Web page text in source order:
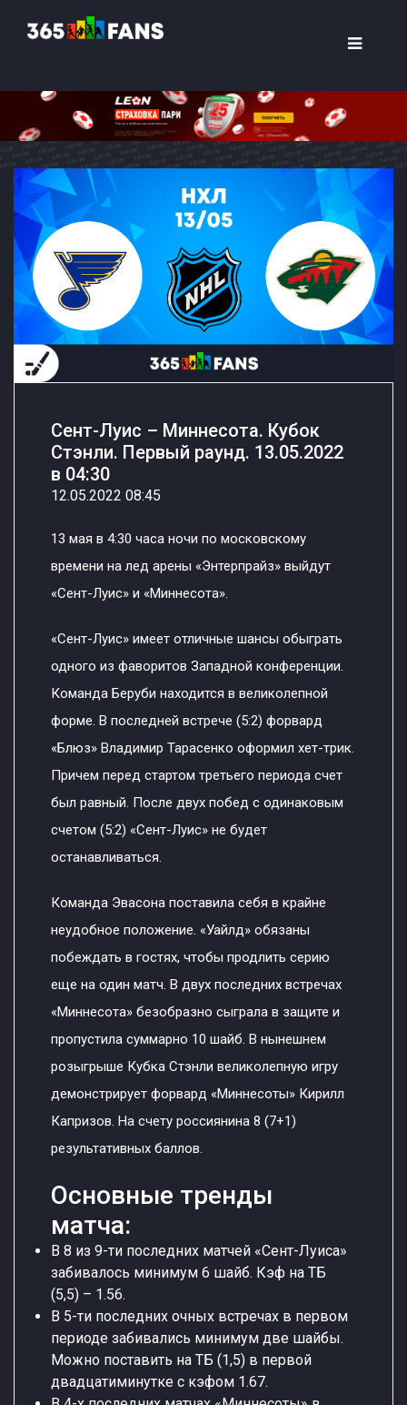
Сент-Луис – Миннесота. Кубок
Стэнли. Первый раунд. 13.05.2022
в 04:30
12.05.2022 08:45
13 мая в 4:30 часа ночи по московскому
времени на лед арены «Энтерпрайз» выйдут
«Сент-Луис» и «Миннесота».
«Сент-Луис» имеет отличные шансы обыграть
одного из фаворитов Западной конференции.
Команда Беруби находится в великолепной
форме. В последней встрече (5:2) форвард
«Блюз» Владимир Тарасенко оформил хет-трик.
Причем перед стартом третьего периода счет
был равный. После двух побед с одинаковым
счетом (5:2) «Сент-Луис» не будет
останавливаться.
Команда Эвасона поставила себя в крайне
неудобное положение. «Уайлд» обязаны
побеждать в гостях, чтобы продлить серию
еще на один матч. В двух последних встречах
«Миннесота» безобразно сыграла в защите и
пропустила суммарно 10 шайб. В нынешнем
розыгрыше Кубка Стэнли великолепную игру
демонстрирует форвард «Миннесоты» Кирилл
Капризов. На счету россиянина 8 (7+1)
результативных баллов.
Основные тренды
матча:
В 8 из 9-ти последних матчей «Сент-Луиса»
забивалось минимум 6 шайб. Кэф на ТБ
(5,5) – 1.56.
В 5-ти последних очных встречах в первом
периоде забивались минимум две шайбы.
Можно поставить на ТБ (1,5) в первой
двадцатиминутке с кэфом 1.67.